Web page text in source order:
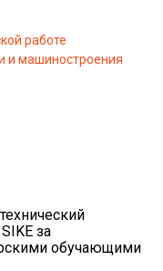
работе
и машиностроения
за
обучающими